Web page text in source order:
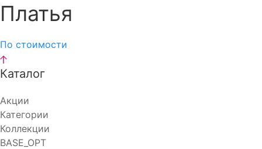
Платья
По стоимости
Каталог
Акции
Категории
Коллекции
BASE_OPT